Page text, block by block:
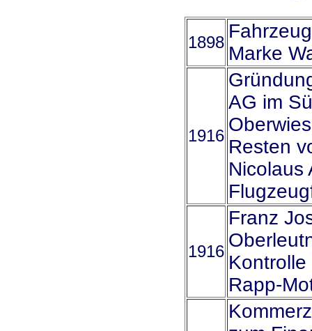
1898
Marke
1916
AG im
Resten
Nicolaus
1916
Franz
Rapp-